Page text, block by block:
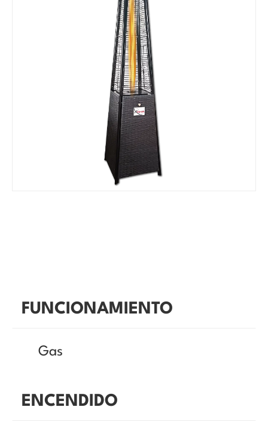
FUNCIONAMIENTO
Gas
ENCENDIDO